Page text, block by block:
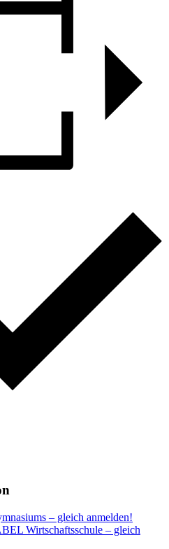
– gleich anmelden!
Wirtschaftsschule – gleich